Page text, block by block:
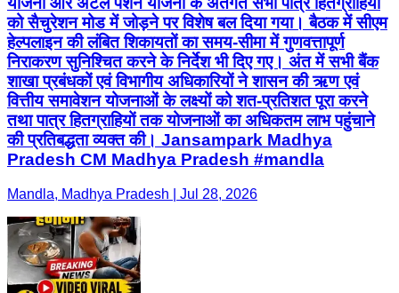
को सैचुरेशन मोड में जोड़ने पर विशेष बल दिया गया। बैठक में सीएम
हेल्पलाइन की लंबित शिकायतों का समय-सीमा में गुणवत्तापूर्ण
निराकरण सुनिश्चित करने के निर्देश भी दिए गए। अंत में सभी बैंक
शाखा प्रबंधकों एवं विभागीय अधिकारियों ने शासन की ऋण एवं
वित्तीय समावेशन योजनाओं के लक्ष्यों को शत-प्रतिशत पूरा करने
तथा पात्र हितग्राहियों तक योजनाओं का अधिकतम लाभ पहुंचाने
की प्रतिबद्धता व्यक्त की। Jansampark Madhya
Pradesh CM Madhya Pradesh #mandla
Mandla, Madhya Pradesh | Jul 28, 2026